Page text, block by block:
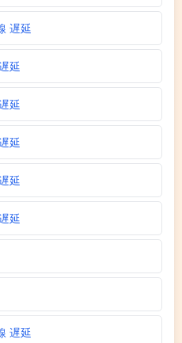
遅延
延
延
延
延
延
遅延